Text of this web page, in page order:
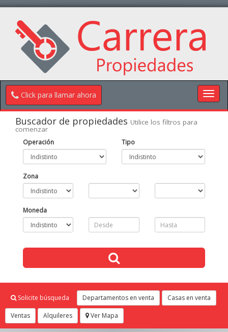
Click para llamar ahora
Buscador de propiedades Utilice los filtros para
comenzar
Operación Tipo
Zona
Moneda
Solicite búsqueda Departamentos en venta Casas en venta
Ventas Alquileres Ver Mapa